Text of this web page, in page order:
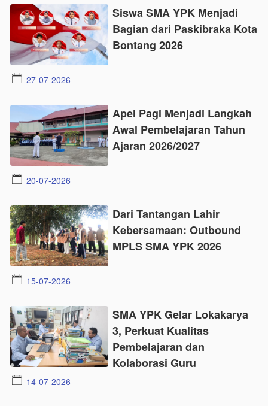
27-07-2026
Siswa SMA YPK Menjadi
Bagian dari Paskibraka Kota
Bontang 2026
20-07-2026
Apel Pagi Menjadi Langkah
Awal Pembelajaran Tahun
Ajaran 2026/2027
15-07-2026
Dari Tantangan Lahir
Kebersamaan: Outbound
MPLS SMA YPK 2026
14-07-2026
SMA YPK Gelar Lokakarya
3, Perkuat Kualitas
Pembelajaran dan
Kolaborasi Guru